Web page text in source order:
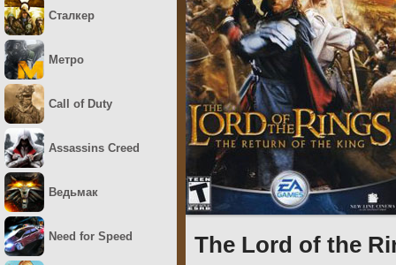
The Lord of the
Сталкер
Метро
Call of Duty
Assassins Creed
Ведьмак
Need for Speed